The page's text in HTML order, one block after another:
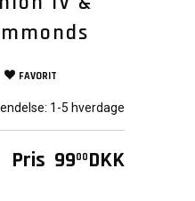
FAVORIT
1-5 hverdage
Pris 9900 DKK